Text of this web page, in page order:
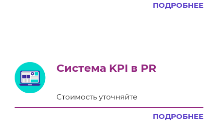
ПОДРОБНЕЕ
Система KPI в PR
Стоимость уточняйте
ПОДРОБНЕЕ